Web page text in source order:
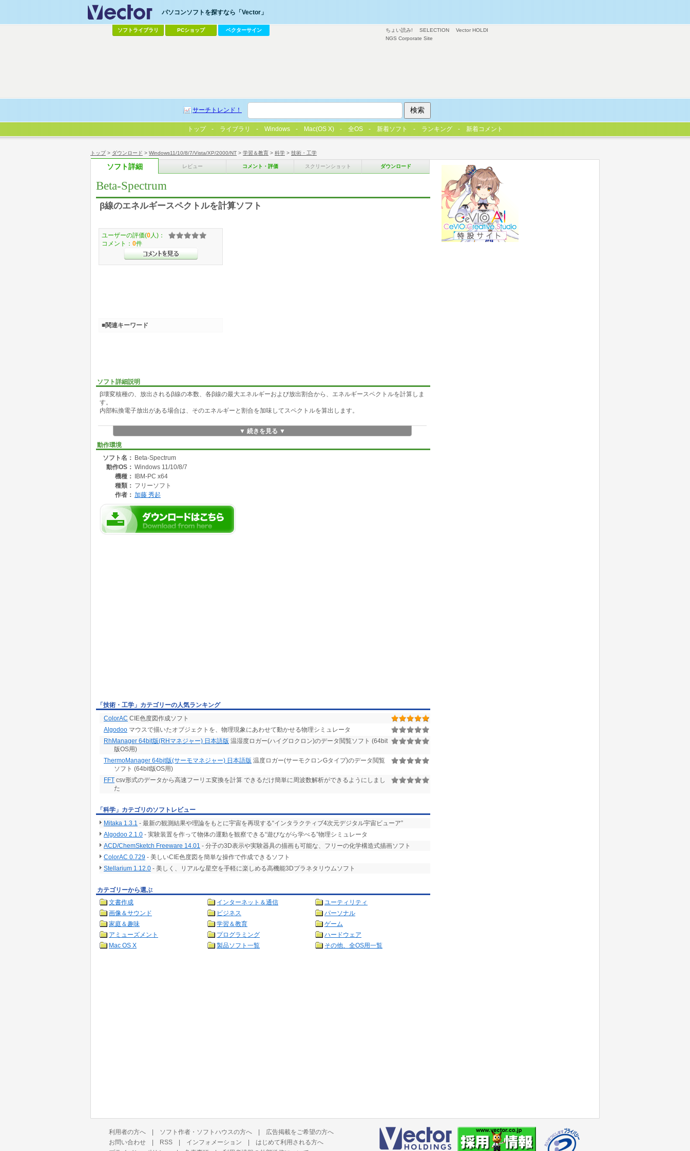
トップ> ダウンロード > Windows11/10/8/7/Vista/XP/2000/NT > 学習＆教育 > 科学 > 技術・工学
ソフト詳細 レビュー コメント・評価 スクリーンショット ダウンロード
Beta-Spectrum
β線のエネルギースペクトルを計算ソフト
ソフト詳細説明
β壊変核種の、放出されるβ線の本数、各β線の最大エネルギーおよび放出割合から、エネルギースペクトルを計算しま
す。
内部転換電子放出がある場合は、そのエネルギーと割合を加味してスペクトルを算出します。
▼ 続きを見る ▼
動作環境
ソフト名： Beta-Spectrum
動作OS： Windows 11/10/8/7
機種：
IBM-PC x64
種類： フリーソフト
作者： 加藤 秀起
ユーザーの評価(0 人)：
コメント： 0件
■関連キーワード
「技術・工学」カテゴリーの人気ランキング
ColorAC CIE色度図作成ソフト
Algodoo マウスで描いたオブジェクトを、物理現象にあわせて動かせる物理シミュレータ
RhManager 64bit版(RHマネジャー) 日本語版 温湿度ロガー(ハイグロクロン)のデータ閲覧ソフト (64bit
版OS用)
ThermoManager 64bit版(サーモマネジャー) 日本語版 温度ロガー(サーモクロンGタイプ)のデータ閲覧
ソフト (64bit版OS用)
FFT csv形式のデータから高速フーリエ変換を計算 できるだけ簡単に周波数解析ができるようにしまし
た
「科学」カテゴリのソフトレビュー
Mitaka 1.3.1 - 最新の観測結果や理論をもとに宇宙を再現する“インタラクティブ4次元デジタル宇宙ビューア”
Algodoo 2.1.0 - 実験装置を作って物体の運動を観察できる“遊びながら学べる”物理シミュレータ
ACD/ChemSketch Freeware 14.01 - 分子の3D表示や実験器具の描画も可能な、フリーの化学構造式描画ソフト
ColorAC 0.729 - 美しいCIE色度図を簡単な操作で作成できるソフト
Stellarium 1.12.0 - 美しく、リアルな星空を手軽に楽しめる高機能3Dプラネタリウムソフト
カテゴリーから選ぶ
文書作成
インターネット＆通信
ユーティリティ
画像＆サウンド
ビジネス
パーソナル
家庭＆趣味
学習＆教育
ゲーム
アミューズメント
プログラミング
ハードウェア
Mac OS X
製品ソフト一覧 その他、全OS用一覧
ちょい読み! SELECTION
Vector HOLDI
NGS Corporate Site
パソコンソフトを探すなら「Vector」
ソフトライブラリ PCショップ ベクターサイン
サーチトレンド！
トップ ライブラリ Windows Mac(OS X) 全OS 新着ソフト ランキング 新着コメント
利用者の方へ | ソフト作者・ソフトハウスの方へ | 広告掲載をご希望の方へ
お問い合わせ | RSS | インフォメーション | はじめて利用される方へ